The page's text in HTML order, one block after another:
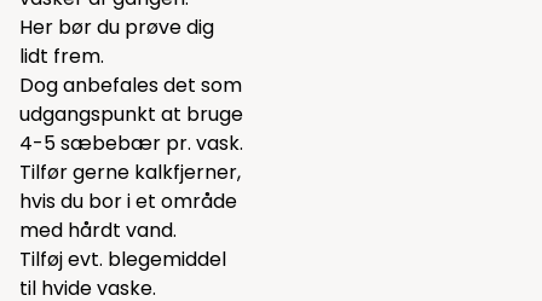
Her bør du prøve dig
lidt frem.
Dog anbefales det som
udgangspunkt at bruge
4-5 sæbebær pr. vask.
Tilfør gerne kalkfjerner,
hvis du bor i et område
med hårdt vand.
Tilføj evt. blegemiddel
til hvide vaske.